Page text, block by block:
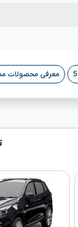
معرفی محصولات